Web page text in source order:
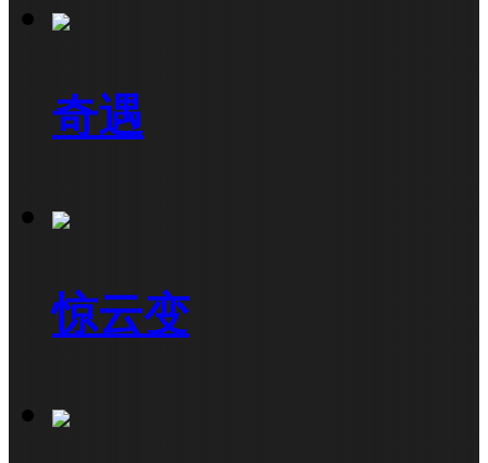
奇遇
惊云变